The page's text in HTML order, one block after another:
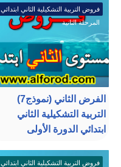
فروض التربية التشكيلية الثاني ابتدائي
المرحلة الثانية
الفرض الثاني (نموذج7)
التربية التشكيلية الثاني
ابتدائي الدورة الأولى
فروض التربية التشكيلية الثاني ابتدائي